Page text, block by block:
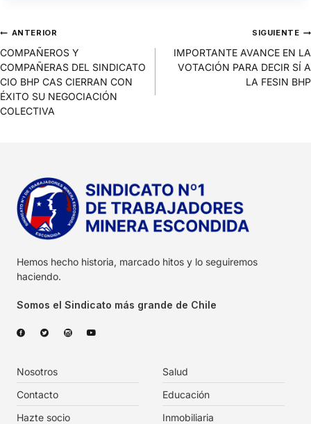
ANTERIOR
COMPAÑEROS Y
COMPAÑERAS DEL SINDICATO
CIO BHP CAS CIERRAN CON
ÉXITO SU NEGOCIACIÓN
COLECTIVA
SIGUIENTE
IMPORTANTE AVANCE EN LA
VOTACIÓN PARA DECIR SÍ A
LA FESIN BHP
Hemos hecho historia, marcado hitos y lo seguiremos
haciendo.
Somos el Sindicato más grande de Chile
Nosotros
Contacto
Hazte socio
Salud
Educación
Inmobiliaria